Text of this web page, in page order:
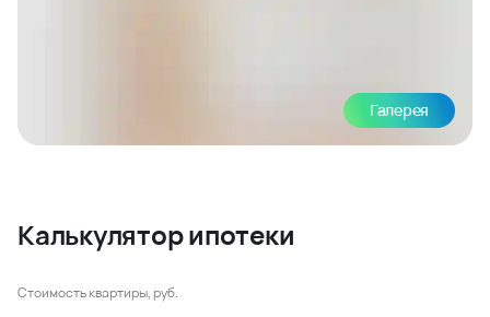
Галерея
Калькулятор ипотеки
Стоимость квартиры, руб.